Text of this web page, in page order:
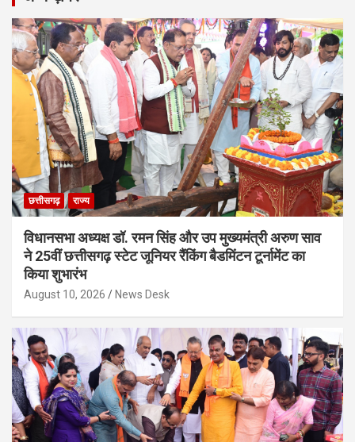
छत्तीसगढ़ राज्य
विधानसभा अध्यक्ष डॉ. रमन सिंह और उप मुख्यमंत्री अरुण साव
ने 25वीं छत्तीसगढ़ स्टेट जूनियर रैंकिंग बैडमिंटन टूर्नामेंट का
किया शुभारंभ
August 10, 2026 News Desk